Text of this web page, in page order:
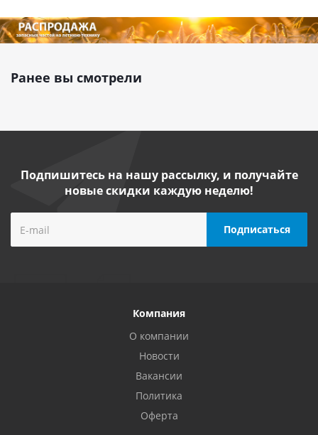
Ранее вы смотрели
Подпишитесь на нашу рассылку, и получайте
новые скидки каждую неделю!
Компания
О компании
Новости
Вакансии
Политика
Оферта